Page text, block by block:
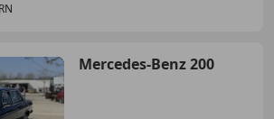
Mercedes-Benz 200